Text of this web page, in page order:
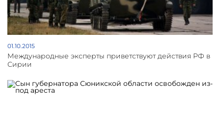
01.10.2015
Международные эксперты приветствуют действия РФ в
Сирии